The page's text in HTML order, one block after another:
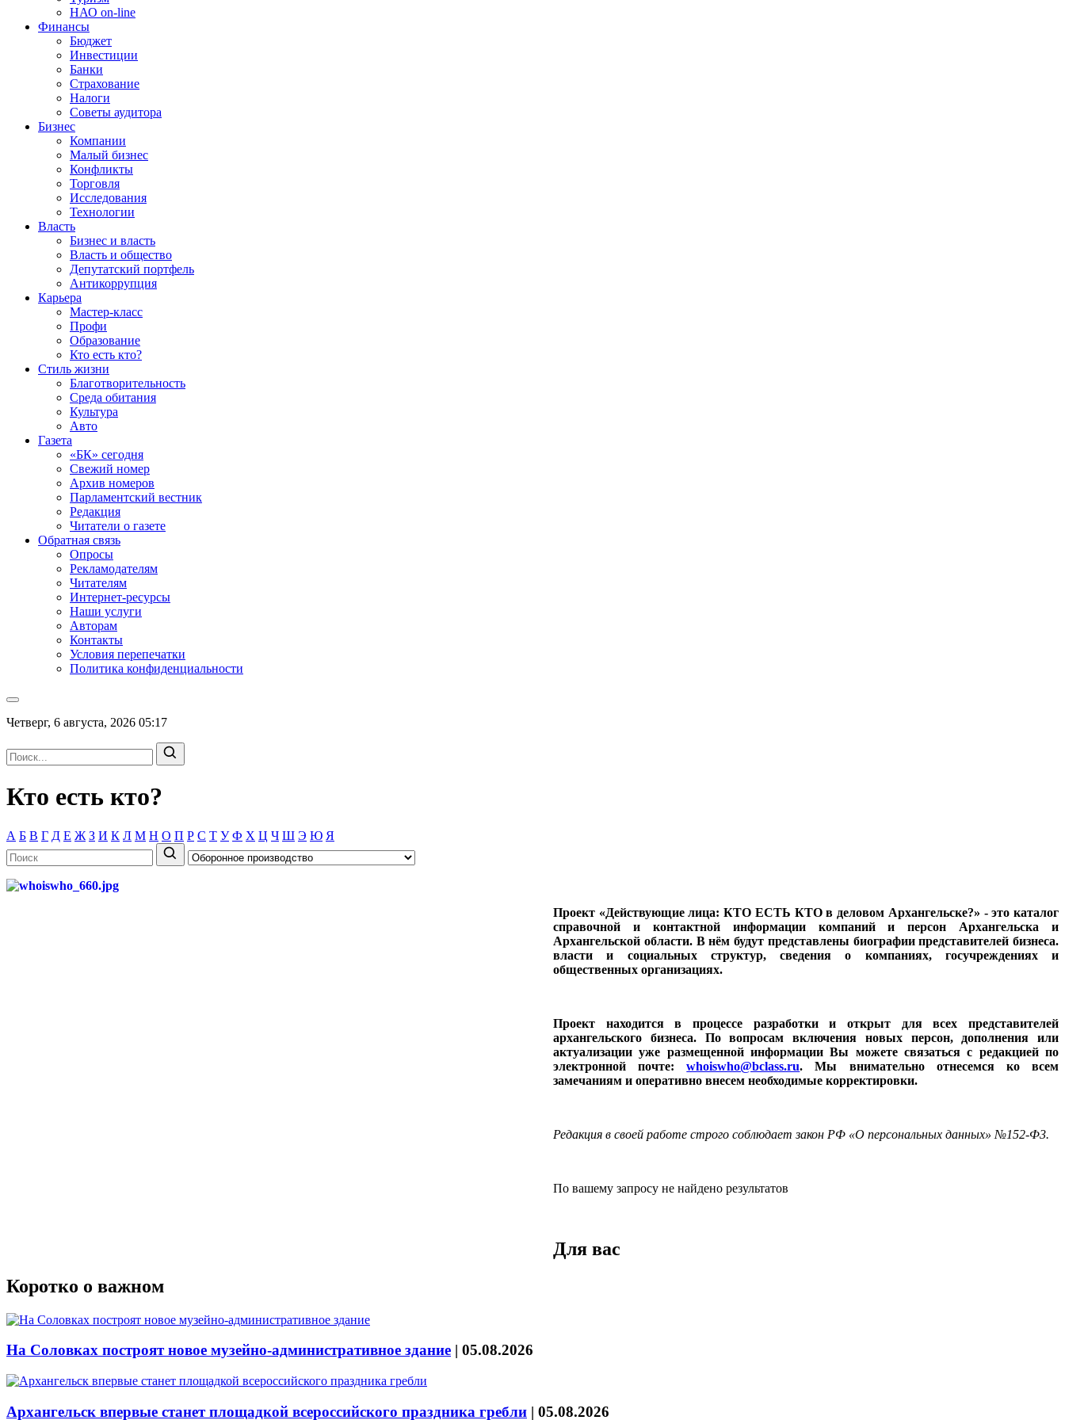
НАО on-line
Финансы
Бюджет
Инвестиции
Банки
Страхование
Налоги
Советы аудитора
Бизнес
Компании
Малый бизнес
Конфликты
Торговля
Исследования
Технологии
Власть
Бизнес и власть
Власть и общество
Депутатский портфель
Антикоррупция
Карьера
Мастер-класс
Профи
Образование
Кто есть кто?
Стиль жизни
Благотворительность
Среда обитания
Культура
Авто
Газета
«БК» сегодня
Свежий номер
Архив номеров
Парламентский вестник
Редакция
Читатели о газете
Обратная связь
Опросы
Рекламодателям
Читателям
Интернет-ресурсы
Наши услуги
Авторам
Контакты
Условия перепечатки
Политика конфиденциальности
Четверг, 6 августа, 2026 05:17
Кто есть кто?
А Б В Г Д Е Ж З И К Л М Н О П Р С Т У Ф Х Ц Ч Ш Э Ю Я
Проект «Действующие лица: КТО ЕСТЬ КТО в деловом Архангельске?» - это каталог
справочной и контактной информации компаний и персон Архангельска и
Архангельской области. В нём будут представлены биографии представителей бизнеса.
власти и социальных структур, сведения о компаниях, госучреждениях и
общественных организациях.
Проект находится в процессе разработки и открыт для всех представителей
архангельского бизнеса. По вопросам включения новых персон, дополнения или
актуализации уже размещенной информации Вы можете связаться с редакцией по
электронной почте:whoiswho@bclass.ru. Мы внимательно отнесемся ко всем
замечаниям и оперативно внесем необходимые корректировки.
Редакция в своей работе строго соблюдает закон РФ «О персональных данных» №152-Ф3.
По вашему запросу не найдено результатов
Для вас
Коротко о важном
На Соловках построят новое музейно-административное здание | 05.08.2026
Архангельск впервые станет площадкой всероссийского праздника гребли | 05.08.2026